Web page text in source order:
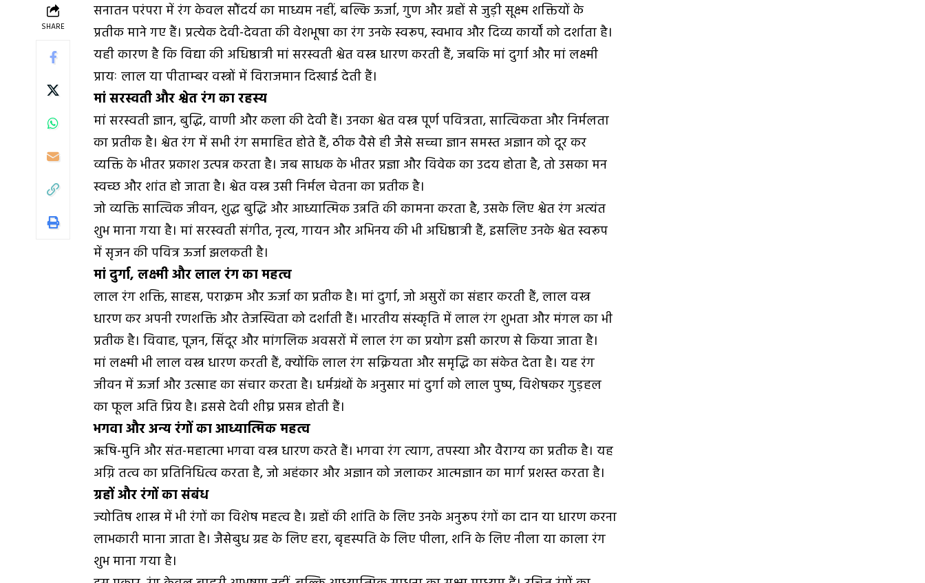
SHARE
सनातन परंपरा में रंग केवल सौंदर्य का माध्यम नहीं, बल्कि ऊर्जा, गुण और ग्रहों से जुड़ी सूक्ष्म शक्तियों के
प्रतीक माने गए हैं। प्रत्येक देवी-देवता की वेशभूषा का रंग उनके स्वरूप, स्वभाव और दिव्य कार्यों को दर्शाता है।
यही कारण है कि विद्या की अधिष्ठात्री मां सरस्वती श्वेत वस्त्र धारण करती हैं, जबकि मां दुर्गा और मां लक्ष्मी
प्रायः लाल या पीताम्बर वस्त्रों में विराजमान दिखाई देती हैं।
मां सरस्वती और श्वेत रंग का रहस्य
मां सरस्वती ज्ञान, बुद्धि, वाणी और कला की देवी हैं। उनका श्वेत वस्त्र पूर्ण पवित्रता, सात्विकता और निर्मलता
का प्रतीक है। श्वेत रंग में सभी रंग समाहित होते हैं, ठीक वैसे ही जैसे सच्चा ज्ञान समस्त अज्ञान को दूर कर
व्यक्ति के भीतर प्रकाश उत्पन्न करता है। जब साधक के भीतर प्रज्ञा और विवेक का उदय होता है, तो उसका मन
स्वच्छ और शांत हो जाता है। श्वेत वस्त्र उसी निर्मल चेतना का प्रतीक है।
जो व्यक्ति सात्विक जीवन, शुद्ध बुद्धि और आध्यात्मिक उन्नति की कामना करता है, उसके लिए श्वेत रंग अत्यंत
शुभ माना गया है। मां सरस्वती संगीत, नृत्य, गायन और अभिनय की भी अधिष्ठात्री हैं, इसलिए उनके श्वेत स्वरूप
में सृजन की पवित्र ऊर्जा झलकती है।
मां दुर्गा, लक्ष्मी और लाल रंग का महत्व
लाल रंग शक्ति, साहस, पराक्रम और ऊर्जा का प्रतीक है। मां दुर्गा, जो असुरों का संहार करती हैं, लाल वस्त्र
धारण कर अपनी रणशक्ति और तेजस्विता को दर्शाती हैं। भारतीय संस्कृति में लाल रंग शुभता और मंगल का भी
प्रतीक है। विवाह, पूजन, सिंदूर और मांगलिक अवसरों में लाल रंग का प्रयोग इसी कारण से किया जाता है।
मां लक्ष्मी भी लाल वस्त्र धारण करती हैं, क्योंकि लाल रंग सक्रियता और समृद्धि का संकेत देता है। यह रंग
जीवन में ऊर्जा और उत्साह का संचार करता है। धर्मग्रंथों के अनुसार मां दुर्गा को लाल पुष्प, विशेषकर गुड़हल
का फूल अति प्रिय है। इससे देवी शीघ्र प्रसन्न होती हैं।
भगवा और अन्य रंगों का आध्यात्मिक महत्व
ऋषि-मुनि और संत-महात्मा भगवा वस्त्र धारण करते हैं। भगवा रंग त्याग, तपस्या और वैराग्य का प्रतीक है। यह
अग्नि तत्व का प्रतिनिधित्व करता है, जो अहंकार और अज्ञान को जलाकर आत्मज्ञान का मार्ग प्रशस्त करता है।
ग्रहों और रंगों का संबंध
ज्योतिष शास्त्र में भी रंगों का विशेष महत्व है। ग्रहों की शांति के लिए उनके अनुरूप रंगों का दान या धारण करना
लाभकारी माना जाता है। जैसेबुध ग्रह के लिए हरा, बृहस्पति के लिए पीला, शनि के लिए नीला या काला रंग
शुभ माना गया है।